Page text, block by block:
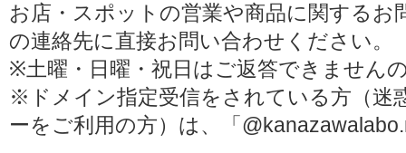
お店・スポットの営業や商品に関する
の連絡先に直接お問い合わせください。
※土曜・日曜・祝日はご返答できません
※ドメイン指定受信をされている方（迷
ーをご利用の方）は、「